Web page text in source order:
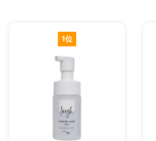
1位